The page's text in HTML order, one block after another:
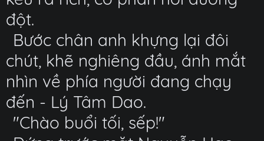
đột.
Bước chân anh khựng lại đôi
chút, khẽ nghiêng đầu, ánh mắt
nhìn về phía người đang chạy
đến - Lý Tâm Dao.
"Chào buổi tối, sếp!"